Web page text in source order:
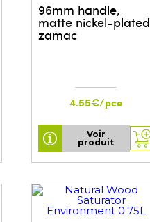
96mm handle,
matte nickel-plated
zamac
4.55€/pce
Voir
produit